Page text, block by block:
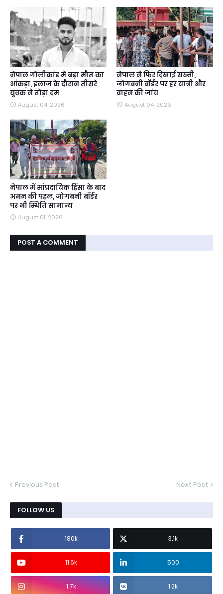
नेपाल गोलीकांड में बढ़ा मौत का
आंकड़ा, इलाज के दौरान तीसरे
युवक ने तोड़ा दम
August 04, 2026
नेपाल ने फिर दिखाई सख्ती,
जोगबनी बॉर्डर पर हर यात्री और
वाहन की जांच
August 04, 2026
नेपाल में सांप्रदायिक हिंसा के बाद
अमन की पहल, जोगबनी बॉर्डर
पर भी स्थिति सामान्य
August 01, 2026
POST A COMMENT
Previous Post Next Post
FOLLOW US
180k 3.1k
11.6k 500
1.7k 1.2k